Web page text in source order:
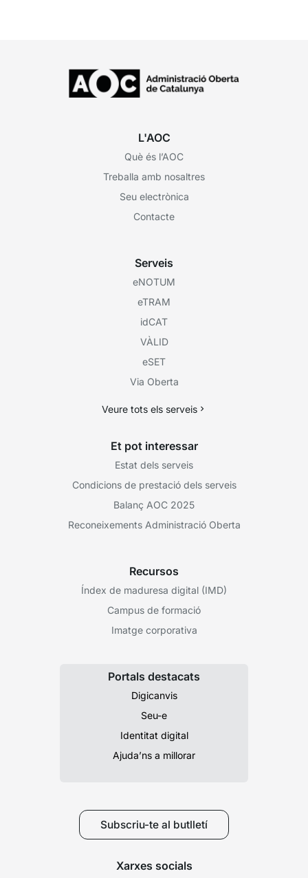
L'AOC
Què és l’AOC
Treballa amb nosaltres
Seu electrònica
Contacte
Serveis
eNOTUM
eTRAM
idCAT
VÀLID
eSET
Via Oberta
Veure tots els serveis
Et pot interessar
Estat dels serveis
Condicions de prestació dels serveis
Balanç AOC 2025
Reconeixements Administració Oberta
Recursos
Índex de maduresa digital (IMD)
Campus de formació
Imatge corporativa
Portals destacats
Digicanvis
Seu-e
Identitat digital
Ajuda’ns a millorar
Subscriu-te al butlletí
Xarxes socials